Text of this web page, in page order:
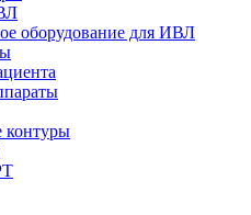
оборудование для ИВЛ
контуры